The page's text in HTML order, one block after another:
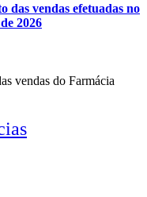
das vendas efetuadas no
2026
vendas do Farmácia